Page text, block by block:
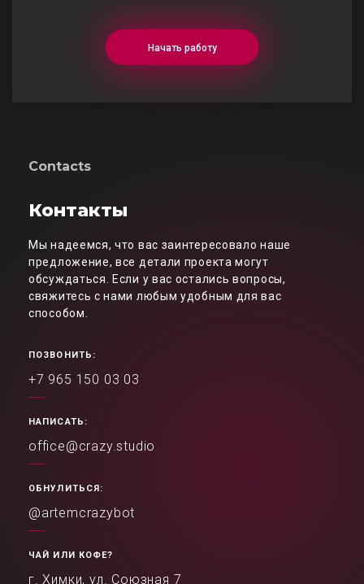
Начать работу
Contacts
Контакты
Мы надеемся, что вас заинтересовало наше
предложение, все детали проекта могут
обсуждаться. Если у вас остались вопросы,
свяжитесь с нами любым удобным для вас
способом.
ПОЗВОНИТЬ:
+7 965 150 03 03
НАПИСАТЬ:
office@crazy.studio
ОБНУЛИТЬСЯ:
@artemcrazybot
ЧАЙ ИЛИ КОФЕ?
г. Химки, ул. Союзная 7